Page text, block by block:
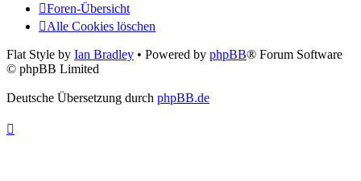
Foren-Übersicht
Alle Cookies löschen
Flat Style by Ian Bradley • Powered by phpBB® Forum Software
© phpBB Limited
Deutsche Übersetzung durch phpBB.de